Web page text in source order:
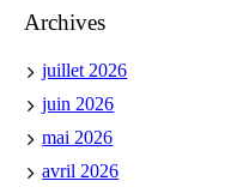
Archives
juillet 2026
juin 2026
mai 2026
avril 2026